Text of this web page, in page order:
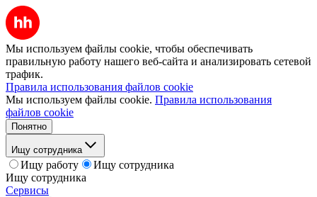
Мы используем файлы cookie, чтобы обеспечивать
правильную работу нашего веб-сайта и анализировать сетевой
трафик.
Правила использования файлов cookie
Мы используем файлы cookie. Правила использования
файлов cookie
Понятно
Ищу сотрудника
Ищу работу
Ищу сотрудника
Ищу сотрудника
Сервисы